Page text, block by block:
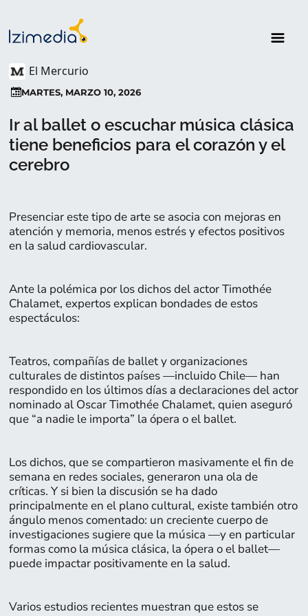
El Mercurio
MARTES, MARZO 10, 2026
Ir al ballet o escuchar música clásica
tiene beneficios para el corazón y el
cerebro
Presenciar este tipo de arte se asocia con mejoras en
atención y memoria, menos estrés y efectos positivos
en la salud cardiovascular.
Ante la polémica por los dichos del actor Timothée
Chalamet, expertos explican bondades de estos
espectáculos:
Teatros, compañías de ballet y organizaciones
culturales de distintos países —incluido Chile— han
respondido en los últimos días a declaraciones del actor
nominado al Oscar Timothée Chalamet, quien aseguró
que “a nadie le importa” la ópera o el ballet.
Los dichos, que se compartieron masivamente el fin de
semana en redes sociales, generaron una ola de
críticas. Y si bien la discusión se ha dado
principalmente en el plano cultural, existe también otro
ángulo menos comentado: un creciente cuerpo de
investigaciones sugiere que la música —y en particular
formas como la música clásica, la ópera o el ballet—
puede impactar positivamente en la salud.
Varios estudios recientes muestran que estos se
Página:
8